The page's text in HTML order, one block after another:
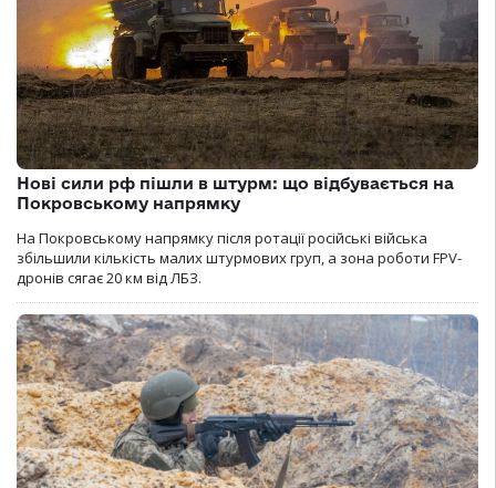
Нові сили рф пішли в штурм: що відбувається на
Покровському напрямку
На Покровському напрямку після ротації російські війська
збільшили кількість малих штурмових груп, а зона роботи FPV-
дронів сягає 20 км від ЛБЗ.